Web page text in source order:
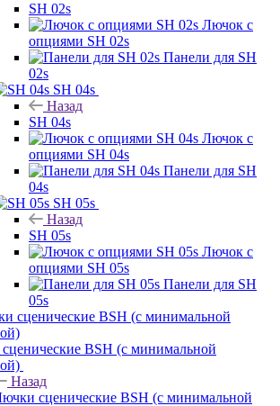
SH 02s
Лючок с
опциями SH 02s
Панели для SH
02s
SH 04s
Назад
SH 04s
Лючок с
опциями SH 04s
Панели для SH
04s
SH 05s
Назад
SH 05s
Лючок с
опциями SH 05s
Панели для SH
05s
BSH (с минимальной
Назад
сценические BSH (с минимальной